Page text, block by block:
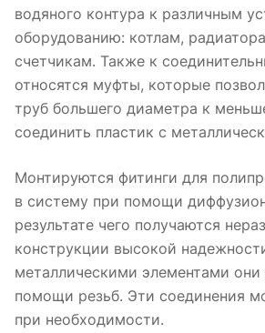
водяного контура к различным
оборудованию: котлам,
счетчикам. Также к
относятся муфты, которые
труб большего диаметра к
соединить пластик с
Монтируются фитинги для
в систему при помощи
результате чего получаются
конструкции высокой
металлическими элементами
помощи резьб. Эти соединения
при необходимости.